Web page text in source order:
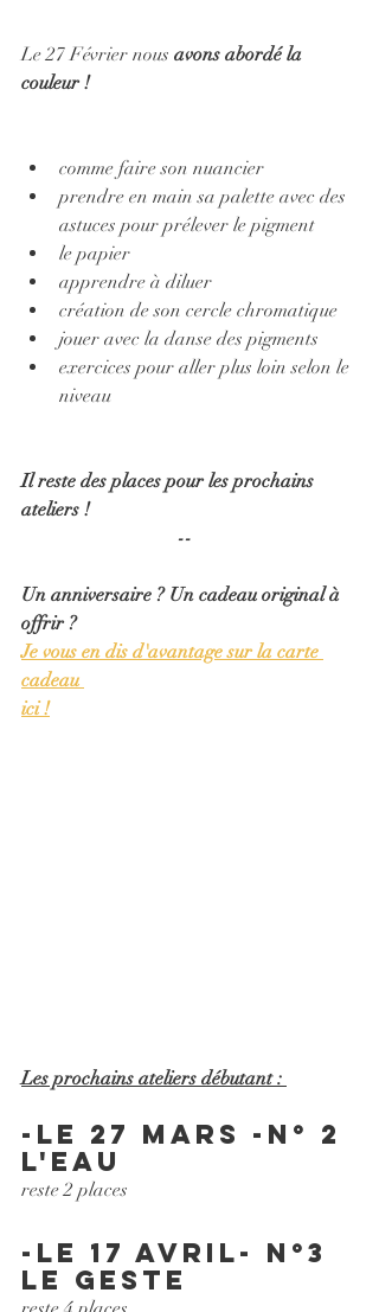
Le 27 Février nous avons abordé la
couleur !
comme faire son nuancier
prendre en main sa palette avec des
astuces pour prélever le pigment
le papier
apprendre à diluer
création de son cercle chromatique
jouer avec la danse des pigments
exercices pour aller plus loin selon le
niveau
Il reste des places pour les prochains
ateliers !
                                 --
Un anniversaire ? Un cadeau original à
offrir ?
Je vous en dis d'avantage sur la carte
cadeau
ici !
Les prochains ateliers débutant :
-Le 27 Mars -N° 2
l'eau
reste 2 places
-le 17 Avril- N°3
le geste